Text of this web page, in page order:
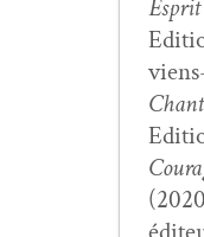
Esprit